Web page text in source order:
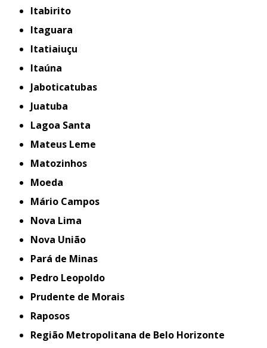
Itabirito
Itaguara
Itatiaiuçu
Itaúna
Jaboticatubas
Juatuba
Lagoa Santa
Mateus Leme
Matozinhos
Moeda
Mário Campos
Nova Lima
Nova União
Pará de Minas
Pedro Leopoldo
Prudente de Morais
Raposos
Região Metropolitana de Belo Horizonte